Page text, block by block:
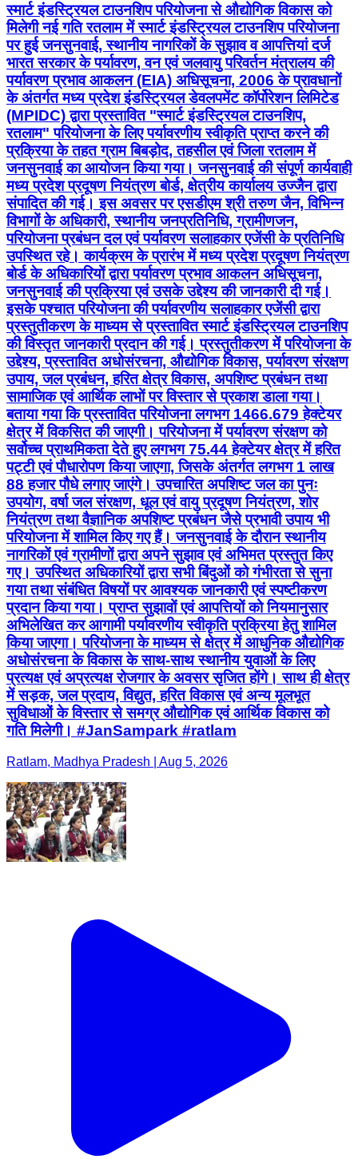
स्मार्ट इंडस्ट्रियल टाउनशिप परियोजना से औद्योगिक विकास को
मिलेगी नई गति रतलाम में स्मार्ट इंडस्ट्रियल टाउनशिप परियोजना
पर हुई जनसुनवाई, स्थानीय नागरिकों के सुझाव व आपत्तियां दर्ज
भारत सरकार के पर्यावरण, वन एवं जलवायु परिवर्तन मंत्रालय की
पर्यावरण प्रभाव आकलन (EIA) अधिसूचना, 2006 के प्रावधानों
के अंतर्गत मध्य प्रदेश इंडस्ट्रियल डेवलपमेंट कॉर्पोरेशन लिमिटेड
(MPIDC) द्वारा प्रस्तावित "स्मार्ट इंडस्ट्रियल टाउनशिप,
रतलाम" परियोजना के लिए पर्यावरणीय स्वीकृति प्राप्त करने की
प्रक्रिया के तहत ग्राम बिबड़ोद, तहसील एवं जिला रतलाम में
जनसुनवाई का आयोजन किया गया। जनसुनवाई की संपूर्ण कार्यवाही
मध्य प्रदेश प्रदूषण नियंत्रण बोर्ड, क्षेत्रीय कार्यालय उज्जैन द्वारा
संपादित की गई। इस अवसर पर एसडीएम श्री तरुण जैन, विभिन्न
विभागों के अधिकारी, स्थानीय जनप्रतिनिधि, ग्रामीणजन,
परियोजना प्रबंधन दल एवं पर्यावरण सलाहकार एजेंसी के प्रतिनिधि
उपस्थित रहे। कार्यक्रम के प्रारंभ में मध्य प्रदेश प्रदूषण नियंत्रण
बोर्ड के अधिकारियों द्वारा पर्यावरण प्रभाव आकलन अधिसूचना,
जनसुनवाई की प्रक्रिया एवं उसके उद्देश्य की जानकारी दी गई।
इसके पश्चात परियोजना की पर्यावरणीय सलाहकार एजेंसी द्वारा
प्रस्तुतीकरण के माध्यम से प्रस्तावित स्मार्ट इंडस्ट्रियल टाउनशिप
की विस्तृत जानकारी प्रदान की गई। प्रस्तुतीकरण में परियोजना के
उद्देश्य, प्रस्तावित अधोसंरचना, औद्योगिक विकास, पर्यावरण संरक्षण
उपाय, जल प्रबंधन, हरित क्षेत्र विकास, अपशिष्ट प्रबंधन तथा
सामाजिक एवं आर्थिक लाभों पर विस्तार से प्रकाश डाला गया।
बताया गया कि प्रस्तावित परियोजना लगभग 1466.679 हेक्टेयर
क्षेत्र में विकसित की जाएगी। परियोजना में पर्यावरण संरक्षण को
सर्वोच्च प्राथमिकता देते हुए लगभग 75.44 हेक्टेयर क्षेत्र में हरित
पट्टी एवं पौधारोपण किया जाएगा, जिसके अंतर्गत लगभग 1 लाख
88 हजार पौधे लगाए जाएंगे। उपचारित अपशिष्ट जल का पुनः
उपयोग, वर्षा जल संरक्षण, धूल एवं वायु प्रदूषण नियंत्रण, शोर
नियंत्रण तथा वैज्ञानिक अपशिष्ट प्रबंधन जैसे प्रभावी उपाय भी
परियोजना में शामिल किए गए हैं। जनसुनवाई के दौरान स्थानीय
नागरिकों एवं ग्रामीणों द्वारा अपने सुझाव एवं अभिमत प्रस्तुत किए
गए। उपस्थित अधिकारियों द्वारा सभी बिंदुओं को गंभीरता से सुना
गया तथा संबंधित विषयों पर आवश्यक जानकारी एवं स्पष्टीकरण
प्रदान किया गया। प्राप्त सुझावों एवं आपत्तियों को नियमानुसार
अभिलेखित कर आगामी पर्यावरणीय स्वीकृति प्रक्रिया हेतु शामिल
किया जाएगा। परियोजना के माध्यम से क्षेत्र में आधुनिक औद्योगिक
अधोसंरचना के विकास के साथ-साथ स्थानीय युवाओं के लिए
प्रत्यक्ष एवं अप्रत्यक्ष रोजगार के अवसर सृजित होंगे। साथ ही क्षेत्र
में सड़क, जल प्रदाय, विद्युत, हरित विकास एवं अन्य मूलभूत
सुविधाओं के विस्तार से समग्र औद्योगिक एवं आर्थिक विकास को
गति मिलेगी। #JanSampark #ratlam
Ratlam, Madhya Pradesh | Aug 5, 2026